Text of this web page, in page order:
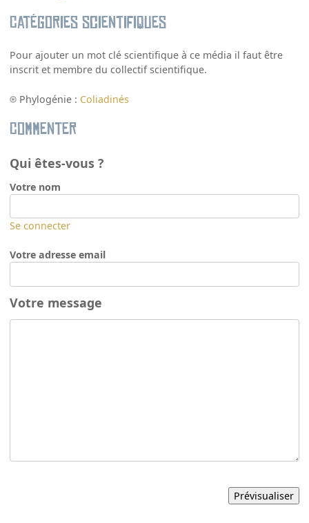
Catégories scientifiques
Pour ajouter un mot clé scientifique à ce média il faut être
inscrit et membre du collectif scientifique.
Phylogénie : Coliadinés
Commenter
Qui êtes-vous ?
Votre nom
Se connecter
Votre adresse email
Votre message